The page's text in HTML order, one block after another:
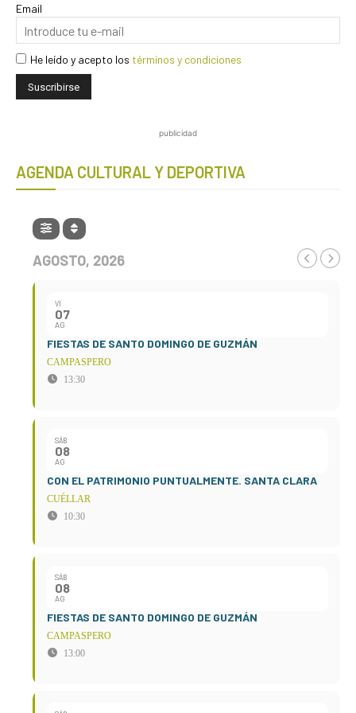
Email
He leído y acepto los términos y condiciones
publicidad
AGENDA CULTURAL Y DEPORTIVA
AGOSTO, 2026
VI
07
AG
FIESTAS DE SANTO DOMINGO DE GUZMÁN
CAMPASPERO
13:30
SÁB
08
AG
CON EL PATRIMONIO PUNTUALMENTE. SANTA CLARA
CUÉLLAR
10:30
SÁB
08
AG
FIESTAS DE SANTO DOMINGO DE GUZMÁN
CAMPASPERO
13:00